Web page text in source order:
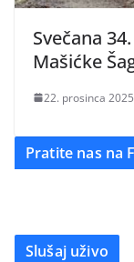
Svečana
Mašićke
22. prosinca
Pratite nas na
Slušaj uživo